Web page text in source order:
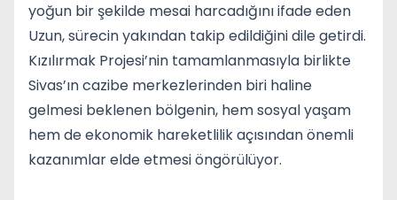
yoğun bir şekilde mesai harcadığını ifade eden
Uzun, sürecin yakından takip edildiğini dile getirdi.
Kızılırmak Projesi’nin tamamlanmasıyla birlikte
Sivas’ın cazibe merkezlerinden biri haline
gelmesi beklenen bölgenin, hem sosyal yaşam
hem de ekonomik hareketlilik açısından önemli
kazanımlar elde etmesi öngörülüyor.